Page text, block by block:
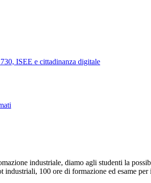
ISEE e cittadinanza digitale
industriale, diamo agli studenti la
100 ore di formazione ed esame